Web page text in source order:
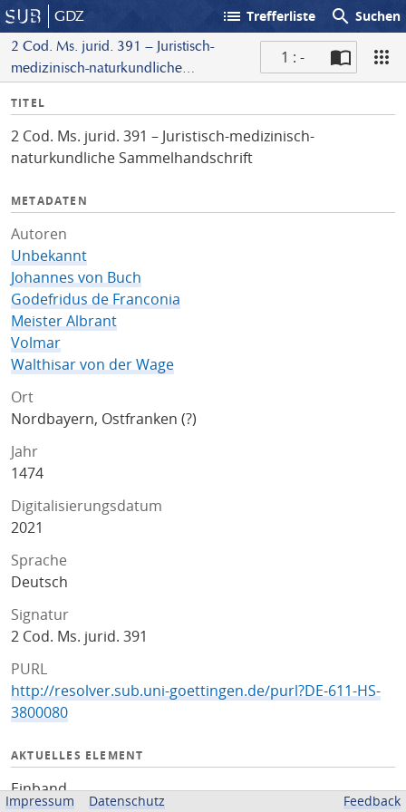
GDZ list Trefferliste search Suchen
2 Cod. Ms. jurid. 391 – Juristisch-
medizinisch-naturkundliche
1 : -
I
f
o
TITEL
2 Cod. Ms. jurid. 391 – Juristisch-medizinisch-
naturkundliche Sammelhandschrift
METADATEN
Autoren
Unbekannt
Johannes von Buch
Godefridus de Franconia
Meister Albrant
Volmar
Walthisar von der Wage
Ort
Nordbayern, Ostfranken (?)
Jahr
1474
Digitalisierungsdatum
2021
Sprache
Deutsch
Signatur
2 Cod. Ms. jurid. 391
PURL
http://resolver.sub.uni-goettingen.de/purl?DE-611-HS-
3800080
AKTUELLES ELEMENT
Einband
Impressum Datenschutz Feedback